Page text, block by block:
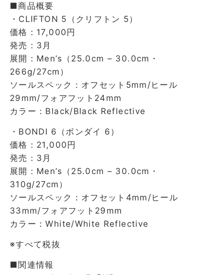
■商品概要
・CLIFTON 5（クリフトン 5）
価格：17,000円
発売：3月
展開：Men’s（25.0cm – 30.0cm・
266g/27cm）
ソールスペック：オフセット5mm/ヒール
29mm/フォアフット24mm
カラー：Black/Black Reflective
・BONDI 6（ボンダイ 6）
価格：21,000円
発売：3月
展開：Men’s（25.0cm – 30.0cm・
310g/27cm）
ソールスペック：オフセット4mm/ヒール
33mm/フォアフット29mm
カラー：White/White Reflective
※すべて税抜
■関連情報